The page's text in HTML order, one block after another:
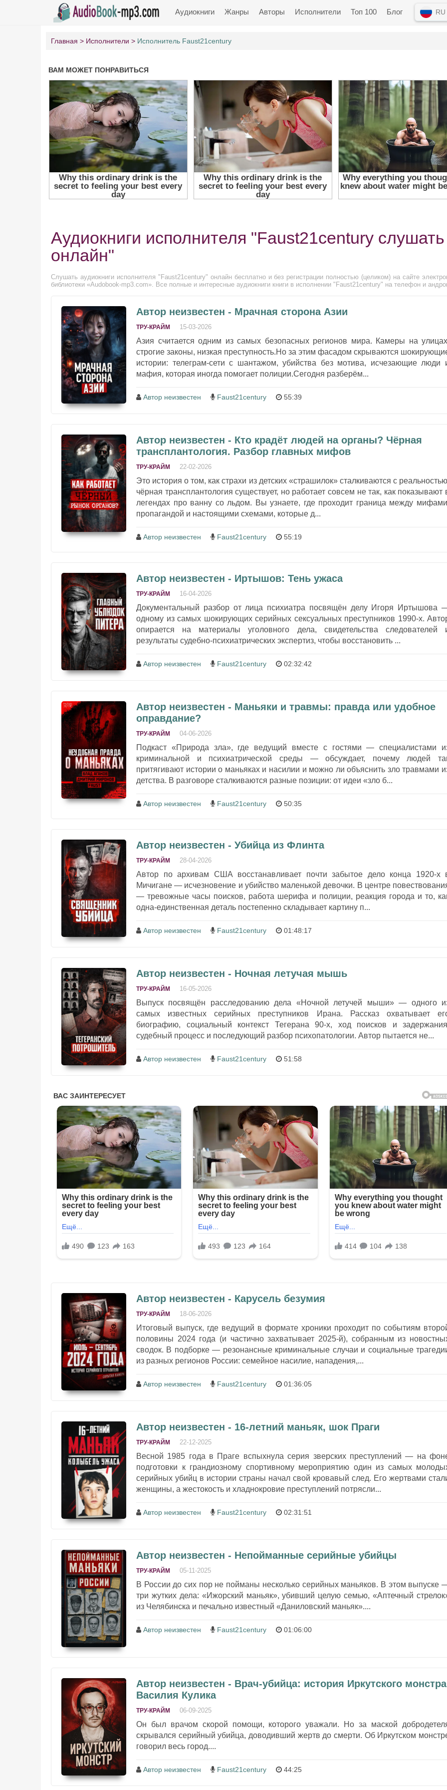
Аудиокниги Жанры Авторы Исполнители Топ 100 Блог RU
Главная Исполнители Исполнитель Faust21century
Аудиокниги исполнителя "Faust21century слушать
онлайн"
Слушать аудиокниги исполнителя "Faust21century" онлайн бесплатно и без регистрации полностью (целиком) на сайте
библиотеки «Audobook-mp3.com». Все полные и интересные аудиокниги книги в исполнении "Faust21century" на телефон и
Автор неизвестен - Мрачная сторона Азии
ТРУ-КРАЙМ 15-03-2026
Азия считается одним из самых безопасных регионов мира. Камеры на
строгие законы, низкая преступность.Но за этим фасадом скрываются
истории: телеграм-сети с шантажом, убийства без мотива, исчезающие люди
мафия, которая иногда помогает полиции.Сегодня разберём...
Автор неизвестен Faust21century 55:39
Автор неизвестен - Кто крадёт людей на органы? Чёрная
трансплантология. Разбор главных мифов
ТРУ-КРАЙМ 22-02-2026
Это история о том, как страхи из детских «страшилок» сталкиваются с
чёрная трансплантология существует, но работает совсем не так, как показывают
легендах про ванну со льдом. Вы узнаете, где проходит граница между
пропагандой и настоящими схемами, которые д...
Автор неизвестен Faust21century 55:19
Автор неизвестен - Иртышов: Тень ужаса
ТРУ-КРАЙМ 16-04-2026
Документальный разбор от лица психиатра посвящён делу Игоря Иртышова
одному из самых шокирующих серийных сексуальных преступников 1990-х.
опирается на материалы уголовного дела, свидетельства следователей
результаты судебно‑психиатрических экспертиз, чтобы восстановить ...
Автор неизвестен Faust21century 02:32:42
Автор неизвестен - Маньяки и травмы: правда или удобное
оправдание?
ТРУ-КРАЙМ 04-06-2026
Подкаст «Природа зла», где ведущий вместе с гостями — специалистами
криминальной и психиатрической среды — обсуждает, почему людей
притягивают истории о маньяках и насилии и можно ли объяснить зло травмами
детства. В разговоре сталкиваются разные позиции: от идеи «зло б...
Автор неизвестен Faust21century 50:35
Автор неизвестен - Убийца из Флинта
ТРУ-КРАЙМ 28-04-2026
Автор по архивам США восстанавливает почти забытое дело конца 1920‑х
Мичигане — исчезновение и убийство маленькой девочки. В центре
— тревожные часы поисков, работа шерифа и полиции, реакция города и то,
одна-единственная деталь постепенно складывает картину п...
Автор неизвестен Faust21century 01:48:17
Автор неизвестен - Ночная летучая мышь
ТРУ-КРАЙМ 16-05-2026
Выпуск посвящён расследованию дела «Ночной летучей мыши» — одного
самых известных серийных преступников Ирана. Рассказ охватывает
биографию, социальный контекст Тегерана 90‑х, ход поисков и
судебный процесс и последующий разбор психопатологии. Автор пытается не...
Автор неизвестен Faust21century 51:58
Автор неизвестен - Карусель безумия
ТРУ-КРАЙМ 18-06-2026
Итоговый выпуск, где ведущий в формате хроники проходит по событиям
половины 2024 года (и частично захватывает 2025-й), собранным из
сводок. В подборке — резонансные криминальные случаи и социальные
из разных регионов России: семейное насилие, нападения,...
Автор неизвестен Faust21century 01:36:05
Автор неизвестен - 16-летний маньяк, шок Праги
ТРУ-КРАЙМ 22-12-2025
Весной 1985 года в Праге вспыхнула серия зверских преступлений — на
подготовки к грандиозному спортивному мероприятию один из самых
серийных убийц в истории страны начал свой кровавый след. Его жертвами
женщины, а жестокость и хладнокровие преступлений потрясли...
Автор неизвестен Faust21century 02:31:51
Автор неизвестен - Непойманные серийные убийцы
ТРУ-КРАЙМ 05-11-2025
В России до сих пор не пойманы несколько серийных маньяков. В этом выпуске
три жутких дела: «Ижорский маньяк», убивший целую семью, «Аптечный
из Челябинска и печально известный «Даниловский маньяк»....
Автор неизвестен Faust21century 01:06:00
Автор неизвестен - Врач-убийца: история Иркутского монстра
Василия Кулика
ТРУ-КРАЙМ 06-09-2025
Он был врачом скорой помощи, которого уважали. Но за маской
скрывался серийный убийца, доводивший жертв до смерти. Об Иркутском
говорил весь город....
Автор неизвестен Faust21century 44:25